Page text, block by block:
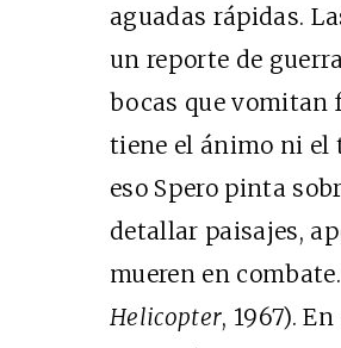
aguadas rápidas.
un reporte de
bocas que vomitan
tiene el ánimo ni el
eso Spero pinta
detallar paisajes,
mueren en
Helicopter, 1967).